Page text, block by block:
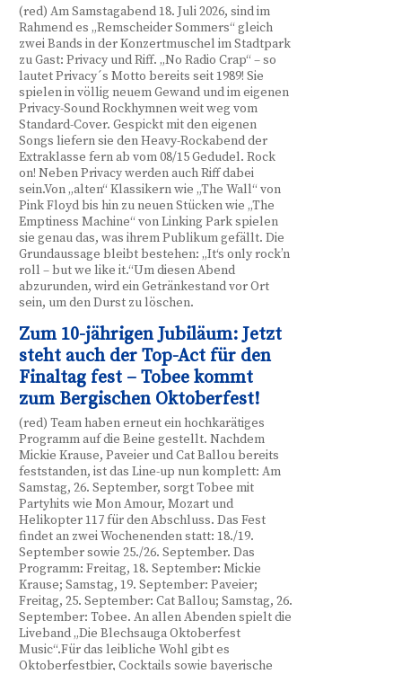
(red) Am Samstagabend 18. Juli 2026, sind im
Rahmend es „Remscheider Sommers“ gleich
zwei Bands in der Konzertmuschel im Stadtpark
zu Gast: Privacy und Riff. „No Radio Crap“ – so
lautet Privacy´s Motto bereits seit 1989! Sie
spielen in völlig neuem Gewand und im eigenen
Privacy-Sound Rockhymnen weit weg vom
Standard-Cover. Gespickt mit den eigenen
Songs liefern sie den Heavy-Rockabend der
Extraklasse fern ab vom 08/15 Gedudel. Rock
on! Neben Privacy werden auch Riff dabei
sein.Von „alten“ Klassikern wie „The Wall“ von
Pink Floyd bis hin zu neuen Stücken wie „The
Emptiness Machine“ von Linking Park spielen
sie genau das, was ihrem Publikum gefällt. Die
Grundaussage bleibt bestehen: „It‘s only rock’n
roll – but we like it.“Um diesen Abend
abzurunden, wird ein Getränkestand vor Ort
sein, um den Durst zu löschen.
Zum 10-jährigen Jubiläum: Jetzt
steht auch der Top-Act für den
Finaltag fest – Tobee kommt
zum Bergischen Oktoberfest!
(red) Team haben erneut ein hochkarätiges
Programm auf die Beine gestellt. Nachdem
Mickie Krause, Paveier und Cat Ballou bereits
feststanden, ist das Line-up nun komplett: Am
Samstag, 26. September, sorgt Tobee mit
Partyhits wie Mon Amour, Mozart und
Helikopter 117 für den Abschluss. Das Fest
findet an zwei Wochenenden statt: 18./19.
September sowie 25./26. September. Das
Programm: Freitag, 18. September: Mickie
Krause; Samstag, 19. September: Paveier;
Freitag, 25. September: Cat Ballou; Samstag, 26.
September: Tobee. An allen Abenden spielt die
Liveband „Die Blechsauga Oktoberfest
Music“.Für das leibliche Wohl gibt es
Oktoberfestbier, Cocktails sowie bayerische